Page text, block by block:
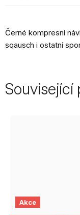
Černé kompresní
sqausch i ostatní
Související
Akce
Ponožky vel. 37-